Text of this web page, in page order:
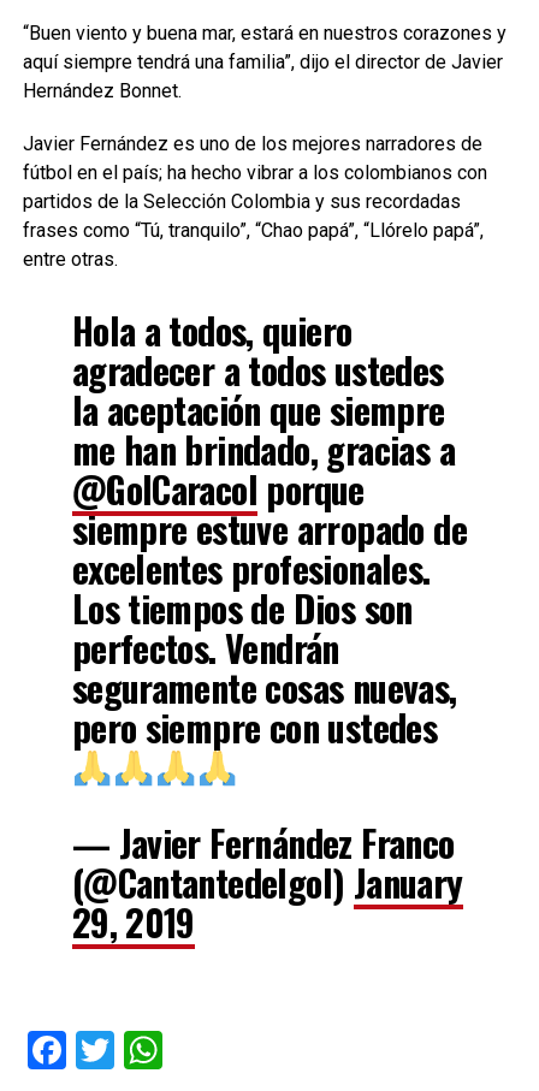
“Buen viento y buena mar, estará en nuestros corazones y
aquí siempre tendrá una familia”, dijo el director de Javier
Hernández Bonnet.
Javier Fernández es uno de los mejores narradores de
fútbol en el país; ha hecho vibrar a los colombianos con
partidos de la Selección Colombia y sus recordadas
frases como “Tú, tranquilo”, “Chao papá”, “Llórelo papá”,
entre otras.
Hola a todos, quiero
agradecer a todos ustedes
la aceptación que siempre
me han brindado, gracias a
@GolCaracol porque
siempre estuve arropado de
excelentes profesionales.
Los tiempos de Dios son
perfectos. Vendrán
seguramente cosas nuevas,
pero siempre con ustedes
— Javier Fernández Franco
(@Cantantedelgol) January
29, 2019
Facebook
TwitterWhatsApp